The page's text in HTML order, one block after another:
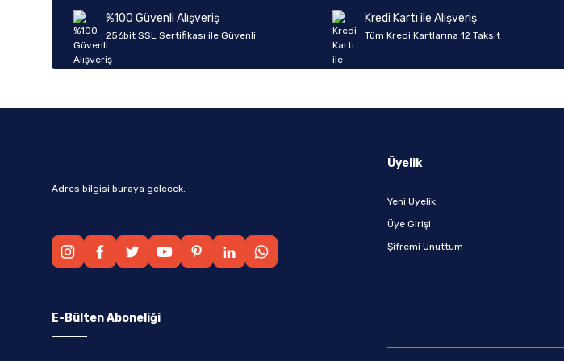
Ürün fiyatı diğer sitelerden daha pahalı.
Bu ürüne benzer farklı alternatifler olmalı.
%100 Güvenli Alışveriş
256bit SSL Sertifikası ile Güvenli
Kredi Kartı ile Alışveriş
Tüm Kredi Kartlarına 12 Taksit
Adres bilgisi buraya gelecek.
Üyelik
Yeni Üyelik
Üye Girişi
Şifremi Unuttum
E-Bülten Aboneliği